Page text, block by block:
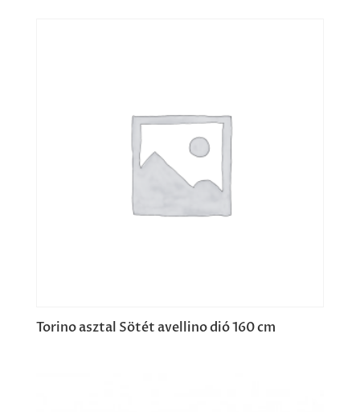
Torino asztal Sötét avellino dió 160 cm